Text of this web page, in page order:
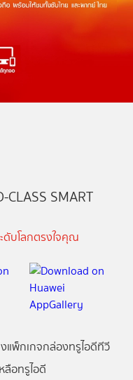
CLASS SMART
ดับโลกตรงใจคุณ
แพ็กเกจกล่องทรูไอดีทีวี
ลือทรูไอดี